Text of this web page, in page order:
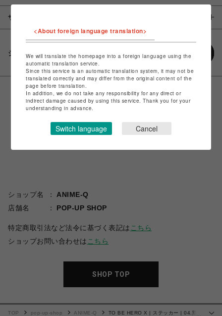
サイズ
シェアする
ショップ名
ANIME-Q
店舗名
POP-UP SHOP
特定商取引法など法令に基づく表記は こちら
ショップお問い合わせは こちら
SHOP TOP
TOP pop-up-shop ANIME-Q
TO BE HERO X | ステッカー | 04.黙
<About foreign language translation>
We will translate the homepage into a foreign language using the
automatic translation service.
Since this service is an automatic translation system, it may not be
translated correctly and may differ from the original content of the
page before translation.
In addition, we do not take any responsibility for any direct or
indirect damage caused by using this service. Thank you for your
understanding in advance.
Switch language Cancel